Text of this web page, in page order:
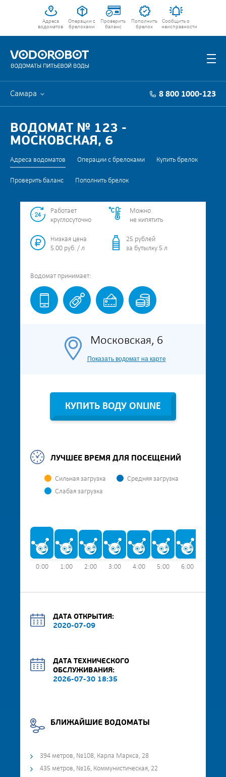
Адреса
водоматов
Операции с
брелоками
Проверить
баланс
Пополнить
брелок
Сообщить о
неисправности
Самара 8 800 1000-123
ВОДОМАТ № 123 -
МОСКОВСКАЯ, 6
Адреса водоматов Операции с брелоками Купить брелок
Проверить баланс Пополнить брелок
Работает
круглосуточно
Можно
не кипятить
Низкая цена
5.00 руб. / л
25 рублей
за бутылку 5 л
Водомат принимает:
Московская, 6
Показать водомат на карте
КУПИТЬ ВОДУ ONLINE
ЛУЧШЕЕ ВРЕМЯ ДЛЯ ПОСЕЩЕНИЙ
Сильная загрузка
Средняя загрузка
Слабая загрузка
0:00 1:00 2:00 3:00 4:00 5:00 6:00
ДАТА ОТКРЫТИЯ:
2020-07-09
ДАТА ТЕХНИЧЕСКОГО
ОБСЛУЖИВАНИЯ:
2026-07-30 18:35
БЛИЖАЙШИЕ ВОДОМАТЫ
394 метров, №108, Карла Маркса, 28
435 метров, №16, Коммунистическая, 22